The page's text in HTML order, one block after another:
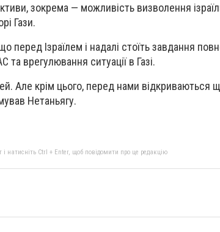
зокрема — можливість визволення
Гази.
перед Ізраїлем і надалі стоїть завдання
врегулювання ситуації в Газі.
Але крім цього, перед нами відкриваються
Нетаньягу.
натисніть Ctrl + Enter, щоб повідомити про це редакцію